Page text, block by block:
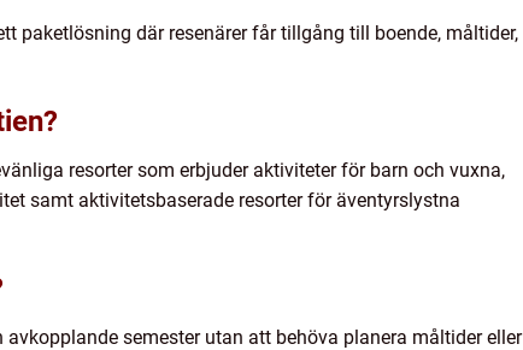
paketlösning där resenärer får tillgång till boende, måltider,
resorter som erbjuder aktiviteter för barn och vuxna,
samt aktivitetsbaserade resorter för äventyrslystna
semester utan att behöva planera måltider eller